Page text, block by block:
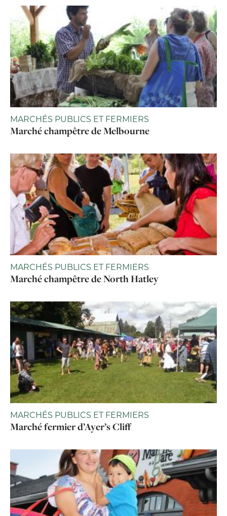
MARCHÉS PUBLICS ET FERMIERS
Marché champêtre de Melbourne
MARCHÉS PUBLICS ET FERMIERS
Marché champêtre de North Hatley
MARCHÉS PUBLICS ET FERMIERS
Marché fermier d’Ayer’s Cliff